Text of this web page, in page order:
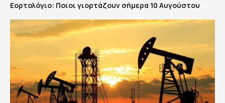
Εορτολόγιο: Ποιοι γιορτάζουν σήμερα 10 Αυγούστου